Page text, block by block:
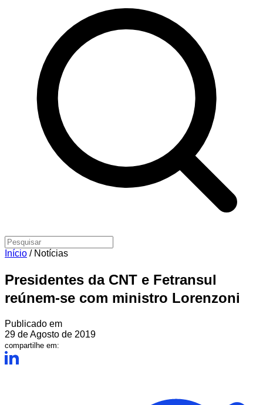
Início / Notícias
Presidentes da CNT e Fetransul
reúnem-se com ministro Lorenzoni
Publicado em
29 de Agosto de 2019
compartilhe em: